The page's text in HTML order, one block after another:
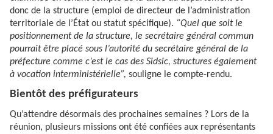
donc de la structure (emploi de directeur de l’administration
territoriale de l’État ou statut spécifique). “Quel que soit le
positionnement de la structure, le secrétaire général commun
pourrait être placé sous l’autorité du secrétaire général de la
préfecture comme c’est le cas des Sidsic, structures également
à vocation interministérielle”, souligne le compte-rendu.
Bientôt des préfigurateurs
Qu’attendre désormais des prochaines semaines ? Lors de la
réunion, plusieurs missions ont été confiées aux représentants